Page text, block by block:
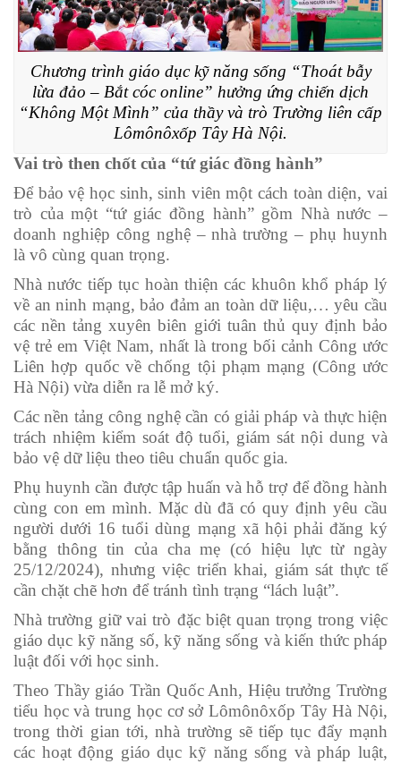
Chương trình giáo dục kỹ năng sống “Thoát bẫy
lừa đảo – Bắt cóc online” hưởng ứng chiến dịch
“Không Một Mình” của thầy và trò Trường liên cấp
Lômônôxốp Tây Hà Nội.
Vai trò then chốt của “tứ giác đồng hành”
Để bảo vệ học sinh, sinh viên một cách toàn diện, vai
trò của một “tứ giác đồng hành” gồm Nhà nước –
doanh nghiệp công nghệ – nhà trường – phụ huynh
là vô cùng quan trọng.
Nhà nước tiếp tục hoàn thiện các khuôn khổ pháp lý
về an ninh mạng, bảo đảm an toàn dữ liệu,… yêu cầu
các nền tảng xuyên biên giới tuân thủ quy định bảo
vệ trẻ em Việt Nam, nhất là trong bối cảnh Công ước
Liên hợp quốc về chống tội phạm mạng (Công ước
Hà Nội) vừa diễn ra lễ mở ký.
Các nền tảng công nghệ cần có giải pháp và thực hiện
trách nhiệm kiểm soát độ tuổi, giám sát nội dung và
bảo vệ dữ liệu theo tiêu chuẩn quốc gia.
Phụ huynh cần được tập huấn và hỗ trợ để đồng hành
cùng con em mình. Mặc dù đã có quy định yêu cầu
người dưới 16 tuổi dùng mạng xã hội phải đăng ký
bằng thông tin của cha mẹ (có hiệu lực từ ngày
25/12/2024), nhưng việc triển khai, giám sát thực tế
cần chặt chẽ hơn để tránh tình trạng “lách luật”.
Nhà trường giữ vai trò đặc biệt quan trọng trong việc
giáo dục kỹ năng số, kỹ năng sống và kiến thức pháp
luật đối với học sinh.
Theo Thầy giáo Trần Quốc Anh, Hiệu trưởng Trường
tiểu học và trung học cơ sở Lômônôxốp Tây Hà Nội,
trong thời gian tới, nhà trường sẽ tiếp tục đẩy mạnh
các hoạt động giáo dục kỹ năng sống và pháp luật,